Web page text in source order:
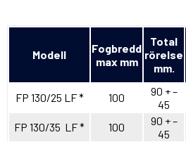
Modell
Fogbredd
max mm
Total
rörelse
mm.
FP 130/25 LF * 100
90 + –
45
FP 130/35 LF * 100
90 + –
45